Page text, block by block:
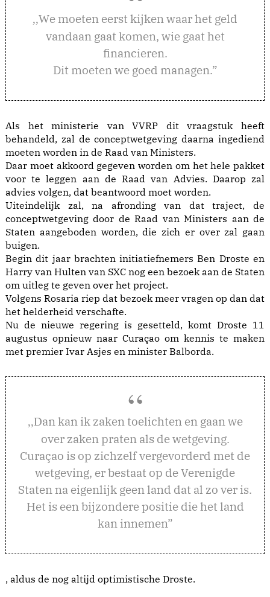
,,We moeten eerst kijken waar het geld
vandaan gaat komen, wie gaat het
financieren.
Dit moeten we goed managen.”
Als het ministerie van VVRP dit vraagstuk heeft
behandeld, zal de conceptwetgeving daarna ingediend
moeten worden in de Raad van Ministers.
Daar moet akkoord gegeven worden om het hele pakket
voor te leggen aan de Raad van Advies. Daarop zal
advies volgen, dat beantwoord moet worden.
Uiteindelijk zal, na afronding van dat traject, de
conceptwetgeving door de Raad van Ministers aan de
Staten aangeboden worden, die zich er over zal gaan
buigen.
Begin dit jaar brachten initiatiefnemers Ben Droste en
Harry van Hulten van SXC nog een bezoek aan de Staten
om uitleg te geven over het project.
Volgens Rosaria riep dat bezoek meer vragen op dan dat
het helderheid verschafte.
Nu de nieuwe regering is gesetteld, komt Droste 11
augustus opnieuw naar Curaçao om kennis te maken
met premier Ivar Asjes en minister Balborda.
,,Dan kan ik zaken toelichten en gaan we
over zaken praten als de wetgeving.
Curaçao is op zichzelf vergevorderd met de
wetgeving, er bestaat op de Verenigde
Staten na eigenlijk geen land dat al zo ver is.
Het is een bijzondere positie die het land
kan innemen”
, aldus de nog altijd optimistische Droste.